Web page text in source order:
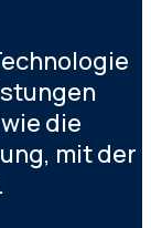
die
mit der